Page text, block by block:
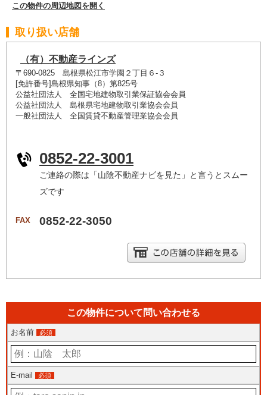
この物件の周辺地図を開く
取り扱い店舗
（有）不動産ラインズ
〒690-0825 島根県松江市学園２丁目６-３
[免許番号]島根県知事（8）第825号
公益社団法人 全国宅地建物取引業保証協会会員
公益社団法人 島根県宅地建物取引業協会会員
一般社団法人 全国賃貸不動産管理業協会会員
0852-22-3001
ご連絡の際は「山陰不動産ナビを見た」と言うとスムー
ズです
FAX 0852-22-3050